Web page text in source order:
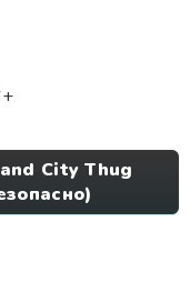
City Thug